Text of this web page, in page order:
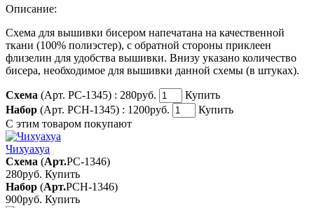
Описание:
Схема для вышивки бисером напечатана на качественной
ткани (100% полиэстер), с обратной стороны приклеен
флизелин для удобства вышивки. Внизу указано количество
бисера, необходимое для вышивки данной схемы (в штуках).
Схема (Арт. РС-1345) : 280руб.
Купить
Набор (Арт. РСН-1345) : 1200руб.
Купить
С этим товаром покупают
Чихуахуа
Схема (Арт.РС-1346)
280руб. Купить
Набор (Арт.РСН-1346)
900руб. Купить